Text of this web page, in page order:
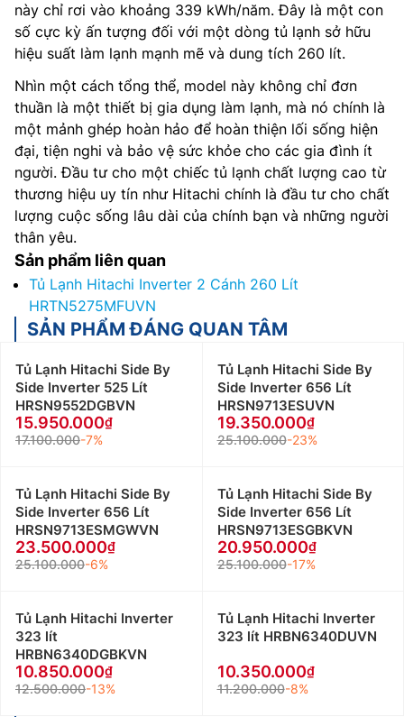
này chỉ rơi vào khoảng 339 kWh/năm. Đây là một con
số cực kỳ ấn tượng đối với một dòng tủ lạnh sở hữu
hiệu suất làm lạnh mạnh mẽ và dung tích 260 lít.
Nhìn một cách tổng thể, model này không chỉ đơn
thuần là một thiết bị gia dụng làm lạnh, mà nó chính là
một mảnh ghép hoàn hảo để hoàn thiện lối sống hiện
đại, tiện nghi và bảo vệ sức khỏe cho các gia đình ít
người. Đầu tư cho một chiếc tủ lạnh chất lượng cao từ
thương hiệu uy tín như Hitachi chính là đầu tư cho chất
lượng cuộc sống lâu dài của chính bạn và những người
thân yêu.
Sản phẩm liên quan
Tủ Lạnh Hitachi Inverter 2 Cánh 260 Lít
HRTN5275MFUVN
SẢN PHẨM ĐÁNG QUAN TÂM
Tủ Lạnh Hitachi Side By
Side Inverter 525 Lít
HRSN9552DGBVN
15.950.000
17.100.000-7%
Tủ Lạnh Hitachi Side By
Side Inverter 656 Lít
HRSN9713ESUVN
19.350.000
25.100.000-23%
Tủ Lạnh Hitachi Side By
Side Inverter 656 Lít
HRSN9713ESMGWVN
23.500.000
25.100.000-6%
Tủ Lạnh Hitachi Side By
Side Inverter 656 Lít
HRSN9713ESGBKVN
20.950.000
25.100.000-17%
Tủ Lạnh Hitachi Inverter
323 lít
HRBN6340DGBKVN
10.850.000
12.500.000-13%
Tủ Lạnh Hitachi Inverter
323 lít HRBN6340DUVN
10.350.000
11.200.000-8%